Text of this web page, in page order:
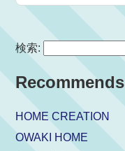
検索:
Recommends
HOME CREATION
OWAKI HOME